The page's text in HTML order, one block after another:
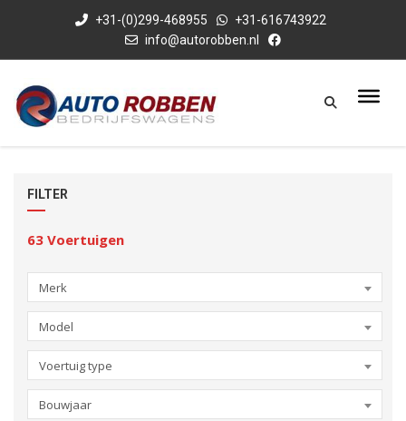
+31-(0)299-468955
+31-616743922
info@autorobben.nl
FILTER
63 Voertuigen
Merk
Model
Voertuig type
Bouwjaar